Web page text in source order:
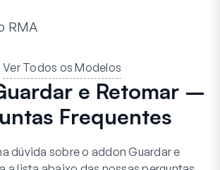
RMA
Ver Todos os Modelos
e Retomar –
Frequentes
dúvida sobre o addon Guardar e